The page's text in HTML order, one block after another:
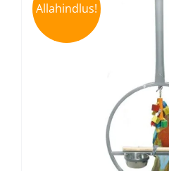
Allahindlus!